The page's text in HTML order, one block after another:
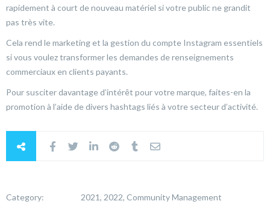
rapidement à court de nouveau matériel si votre public ne grandit
pas très vite.
Cela rend le marketing et la gestion du compte Instagram essentiels
si vous voulez transformer les demandes de renseignements
commerciaux en clients payants.
Pour susciter davantage d’intérêt pour votre marque, faites-en la
promotion à l’aide de divers hashtags liés à votre secteur d’activité.
Category: 2021, 2022, Community Management